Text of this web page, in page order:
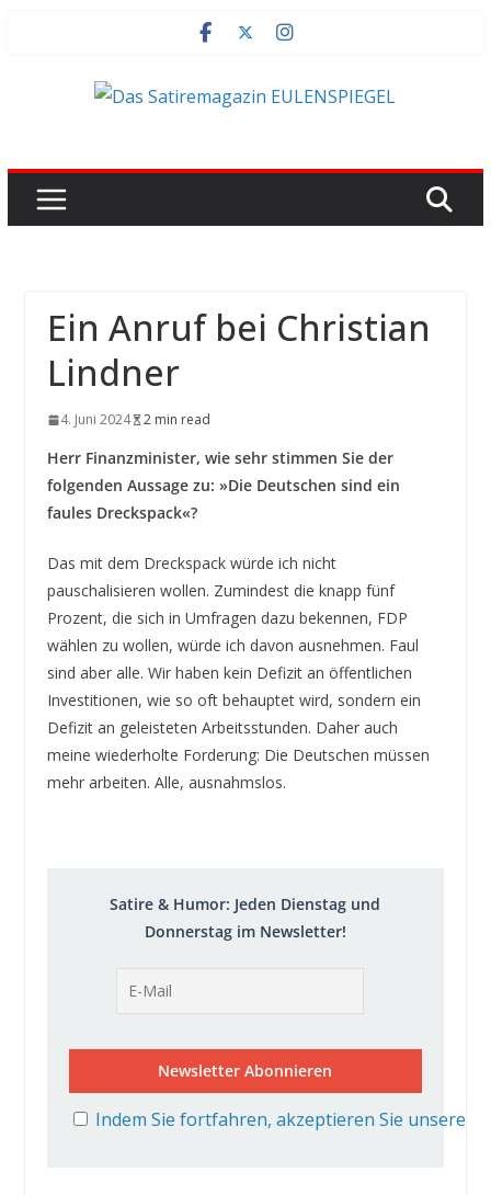
Ein Anruf bei Christian
Lindner
4. Juni 2024 2 min read
Herr Finanzminister, wie sehr stimmen Sie der
folgenden Aussage zu: »Die Deutschen sind ein
faules Dreckspack«?
Das mit dem Dreckspack würde ich nicht
pauschalisieren wollen. Zumindest die knapp fünf
Prozent, die sich in Umfragen dazu bekennen, FDP
wählen zu wollen, würde ich davon ausnehmen. Faul
sind aber alle. Wir haben kein Defizit an öffentlichen
Investitionen, wie so oft behauptet wird, sondern ein
Defizit an geleisteten Arbeitsstunden. Daher auch
meine wiederholte Forderung: Die Deutschen müssen
mehr arbeiten. Alle, ausnahmslos.
Satire & Humor: Jeden Dienstag und
Donnerstag im Newsletter!
Indem Sie fortfahren, akzeptieren Sie unsere